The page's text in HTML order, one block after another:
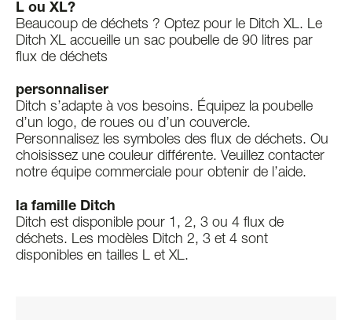
L ou XL?
Beaucoup de déchets ? Optez pour le Ditch XL. Le
Ditch XL accueille un sac poubelle de 90 litres par
flux de déchets
personnaliser
Ditch s’adapte à vos besoins. Équipez la poubelle
d’un logo, de roues ou d’un couvercle.
Personnalisez les symboles des flux de déchets. Ou
choisissez une couleur différente. Veuillez contacter
notre équipe commerciale pour obtenir de l’aide.
la famille Ditch
Ditch est disponible pour 1, 2, 3 ou 4 flux de
déchets. Les modèles Ditch 2, 3 et 4 sont
disponibles en tailles L et XL.